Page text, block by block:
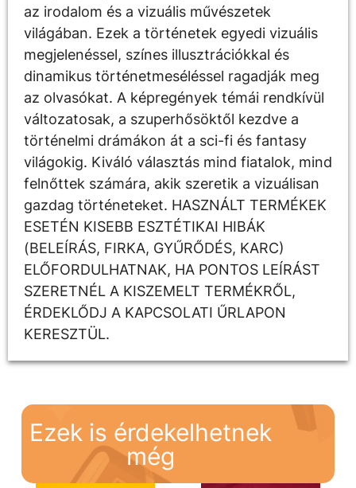
az irodalom és a vizuális művészetek
világában. Ezek a történetek egyedi vizuális
megjelenéssel, színes illusztrációkkal és
dinamikus történetmeséléssel ragadják meg
az olvasókat. A képregények témái rendkívül
változatosak, a szuperhősöktől kezdve a
történelmi drámákon át a sci-fi és fantasy
világokig. Kiváló választás mind fiatalok, mind
felnőttek számára, akik szeretik a vizuálisan
gazdag történeteket. HASZNÁLT TERMÉKEK
ESETÉN KISEBB ESZTÉTIKAI HIBÁK
(BELEÍRÁS, FIRKA, GYŰRŐDÉS, KARC)
ELŐFORDULHATNAK, HA PONTOS LEÍRÁST
SZERETNÉL A KISZEMELT TERMÉKRŐL,
ÉRDEKLŐDJ A KAPCSOLATI ŰRLAPON
KERESZTÜL.
Ezek is érdekelhetnek
még